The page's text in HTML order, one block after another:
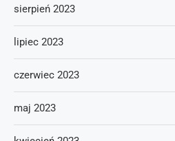
sierpień 2023
lipiec 2023
czerwiec 2023
maj 2023